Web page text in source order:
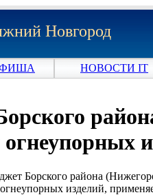
Новгород
НОВОСТИ IT
Борского района
огнеупорных изделий,